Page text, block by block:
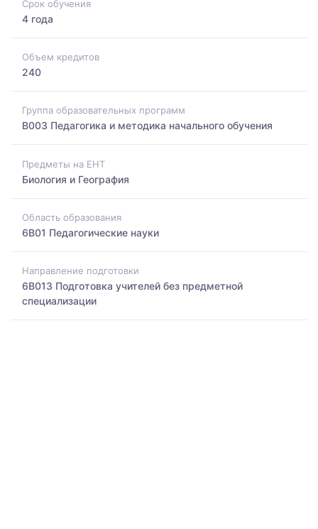
Срок обучения
4 года
Объем кредитов
240
Группа образовательных программ
B003 Педагогика и методика начального обучения
Предметы на ЕНТ
Биология и География
Область образования
6B01 Педагогические науки
Направление подготовки
6B013 Подготовка учителей без предметной
специализации